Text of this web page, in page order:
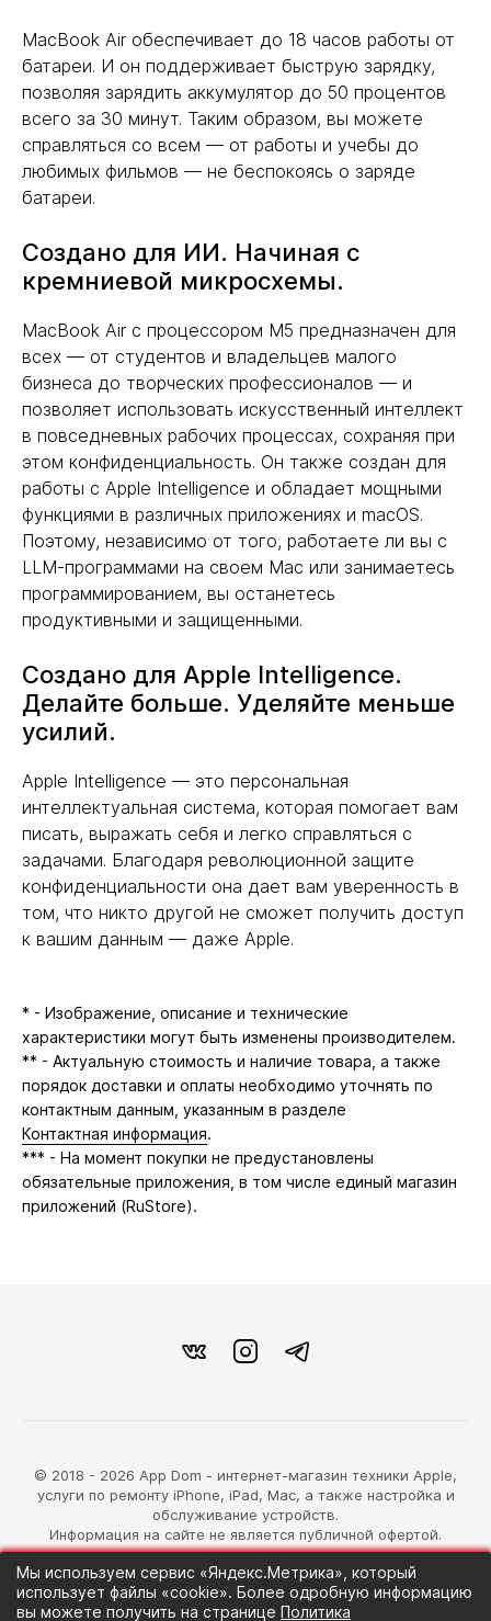
MacBook Air обеспечивает до 18 часов работы от
батареи. И он поддерживает быструю зарядку,
позволяя зарядить аккумулятор до 50 процентов
всего за 30 минут. Таким образом, вы можете
справляться со всем — от работы и учебы до
любимых фильмов — не беспокоясь о заряде
батареи.
Создано для ИИ. Начиная с
кремниевой микросхемы.
MacBook Air с процессором M5 предназначен для
всех — от студентов и владельцев малого
бизнеса до творческих профессионалов — и
позволяет использовать искусственный интеллект
в повседневных рабочих процессах, сохраняя при
этом конфиденциальность. Он также создан для
работы с Apple Intelligence и обладает мощными
функциями в различных приложениях и macOS.
Поэтому, независимо от того, работаете ли вы с
LLM-программами на своем Mac или занимаетесь
программированием, вы останетесь
продуктивными и защищенными.
Создано для Apple Intelligence.
Делайте больше. Уделяйте меньше
усилий.
Apple Intelligence — это персональная
интеллектуальная система, которая помогает вам
писать, выражать себя и легко справляться с
задачами. Благодаря революционной защите
конфиденциальности она дает вам уверенность в
том, что никто другой не сможет получить доступ
к вашим данным — даже Apple.
* - Изображение, описание и технические
характеристики могут быть изменены производителем.
** - Актуальную стоимость и наличие товара, а также
порядок доставки и оплаты необходимо уточнять по
контактным данным, указанным в разделе
Контактная информация.
*** - На момент покупки не предустановлены
обязательные приложения, в том числе единый магазин
приложений (RuStore).
© 2018 - 2026 App Dom - интернет-магазин техники Apple,
услуги по ремонту iPhone, iPad, Mac, а также настройка и
обслуживание устройств.
Информация на сайте не является публичной офертой.
разработка магазина
Синий Лев
Мы используем сервис «Яндекс.Метрика», который
использует файлы «cookie». Более одробную информацию
вы можете получить на странице Политика